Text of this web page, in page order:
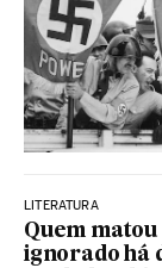
LITERATURA
Quem
ignorado há